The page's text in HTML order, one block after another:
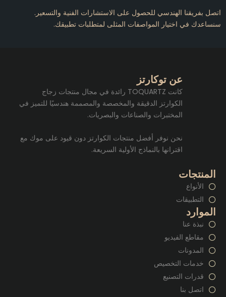
بفريقنا الهندسي للحصول على الاستشارات الفنية والتسعير.
في اختيار المواصفات المثلى لمتطلبات تطبيقك.
عن توكارتز
كانت TOQUARTZ رائدة في مجال منتجات زجاج
الكوارتز الدقيقة والمخصصة والمصممة هندسيًا للتميز في
المختبرات والصناعات والبصريات.
نحن نوفر أفضل منتجات الكوارتز دون قيود على موك مع
اقترانها بالنماذج الأولية السريعة.
المنتجات
الأنواع
التطبيقات
الموارد
نبذة عنا
مقاطع الفيديو
المدونات
خدمات التخصيص
قدرات التصنيع
اتصل بنا